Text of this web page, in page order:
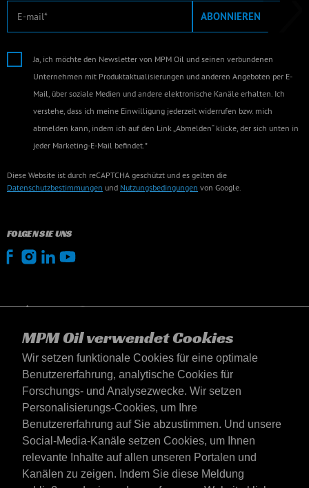
MPM Oil verwendet Cookies
Wir setzen funktionale Cookies für eine optimale
Benutzererfahrung, analytische Cookies für
Forschungs- und Analysezwecke. Wir setzen
Personalisierungs-Cookies, um Ihre
Benutzererfahrung auf Sie abzustimmen. Und unsere
Social-Media-Kanäle setzen Cookies, um Ihnen
relevante Inhalte auf allen unseren Portalen und
Kanälen zu zeigen. Indem Sie diese Meldung
E-Mail ABONNIEREN
Ja, ich möchte den Newsletter von MPM Oil und seinen verbundenen
Unternehmen mit Produktaktualisierungen und anderen Angeboten per E-
Mail, über soziale Medien und andere elektronische Kanäle erhalten. Ich
verstehe, dass ich meine Einwilligung jederzeit widerrufen bzw. mich
abmelden kann, indem ich auf den Link „Abmelden“ klicke, der sich unten in
Diese Website ist durch reCAPTCHA geschützt und es gelten die
FOLGEN SIE UNS
Österreich
Kontakt